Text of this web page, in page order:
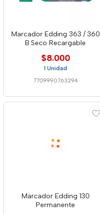
Marcador Edding 363 / 360
B.Seco Recargable
$8.000
1 Unidad
7709990763294
Marcador Edding 130
Permanente